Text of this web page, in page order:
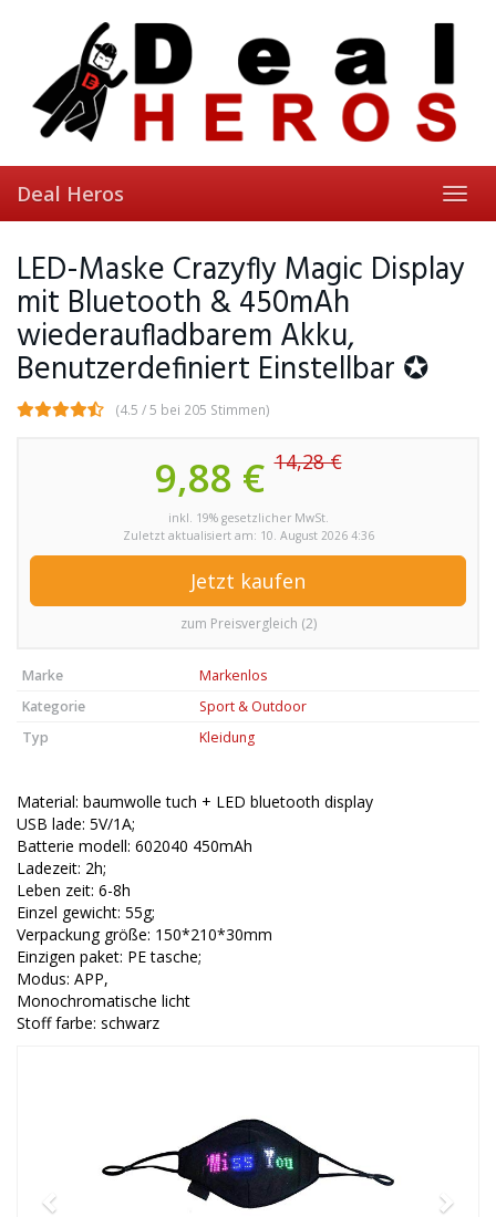
Deal Heros
LED-Maske Crazyfly Magic Display
mit Bluetooth & 450mAh
wiederaufladbarem Akku,
Benutzerdefiniert Einstellbar ✪
(4.5 / 5 bei 205 Stimmen)
9,88 €14,28 €
inkl. 19% gesetzlicher MwSt.
Zuletzt aktualisiert am: 10. August 2026 4:36
Jetzt kaufen
zum Preisvergleich (2)
Marke
Markenlos
Kategorie
Sport & Outdoor
Typ
Kleidung
Material: baumwolle tuch + LED bluetooth display
USB lade: 5V/1A;
Batterie modell: 602040 450mAh
Ladezeit: 2h;
Leben zeit: 6-8h
Einzel gewicht: 55g;
Verpackung größe: 150*210*30mm
Einzigen paket: PE tasche;
Modus: APP,
Monochromatische licht
Stoff farbe: schwarz